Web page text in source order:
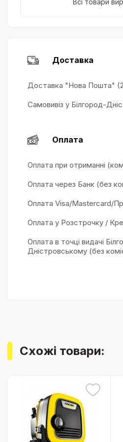
Доставка
Доставка "Нова Пошта"
Самовивіз у Білгород-
Оплата
Оплата при отриманні
Оплата через Банк (без
Оплата Visa/Mastercard/
Оплата у Розстрочку /
Оплата в точці видачі
Дністровському (без
Схожі товари: